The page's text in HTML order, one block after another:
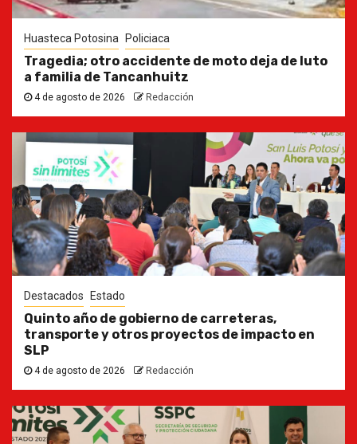
Huasteca Potosina Policiaca
Tragedia; otro accidente de moto deja de luto
a familia de Tancanhuitz
4 de agosto de 2026 Redacción
Destacados Estado
Quinto año de gobierno de carreteras,
transporte y otros proyectos de impacto en
SLP
4 de agosto de 2026 Redacción